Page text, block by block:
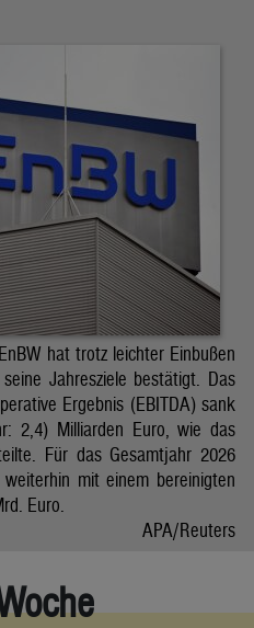
hat trotz leichter Einbußen
Jahresziele bestätigt. Das
Ergebnis (EBITDA) sank
2,4) Milliarden Euro, wie das
Für das Gesamtjahr 2026
mit einem bereinigten
Euro.
APA/Reuters